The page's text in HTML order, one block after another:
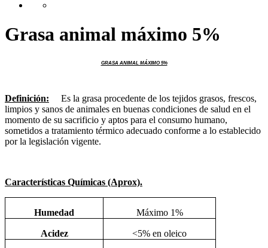
Grasa animal máximo 5%
GRASA ANIMAL MÁXIMO 5%
Definición: Es la grasa procedente de los tejidos grasos, frescos,
limpios y sanos de animales en buenas condiciones de salud en el
momento de su sacrificio y aptos para el consumo humano,
sometidos a tratamiento térmico adecuado conforme a lo establecido
por la legislación vigente.
Características Químicas (Aprox).
Humedad Máximo 1%
Acidez <5% en oleico